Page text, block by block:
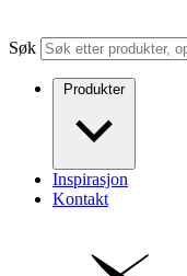
Søk
Produkter
Inspirasjon
Kontakt